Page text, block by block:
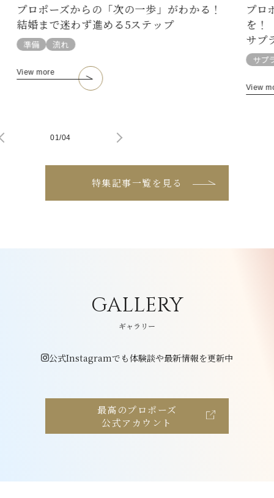
プロポーズからの「次の一歩」がわかる！
結婚まで迷わず進める5ステップ
準備 流れ
View more
プロ
を！
サプ
サプ
View
01/04
特集記事一覧を見る
GALLERY
ギャラリー
公式Instagramでも体験談や最新情報を更新中
最高のプロポーズ
公式アカウント